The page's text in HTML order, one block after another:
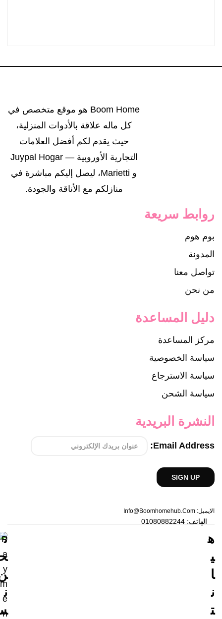
Boom Home هو موقع متخصص في
كل ماله علاقة بالأدوات المنزلية،
حيث يقدم لكم أفضل العلامات
التجارية الأوروبية — Juypal Hogar
و Marietti، ليصل إليكم مباشرة في
منازلكم مع الأناقة والجودة.
روابط سريعة
بوم هوم
المدونة
تواصل معنا
من نحن
دليل المساعدة
مركز المساعدة
سياسة الخصوصية
سياسة الاسترجاع
سياسة الشحن
النشرة البريدية
Email Address:
الايميل: Info@boomhomehub.com
الهاتف: 01080882244
ه
ي
ا
ن
ت
ن
ن